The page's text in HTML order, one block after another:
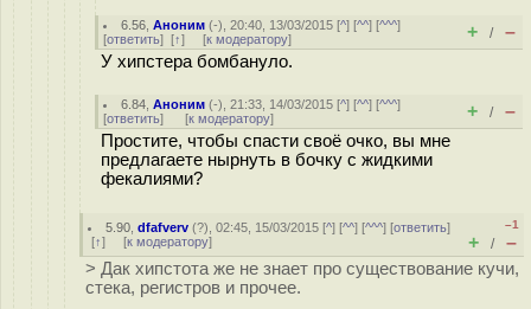
6.56 ,Аноним (-), 20:40, 13/03/2015 [^] [^^] [^^^]
[ответить] [↑] [к модератору] + / –
У хипстера бомбануло.
6.84 ,Аноним (-), 21:33, 14/03/2015 [^] [^^] [^^^]
[ответить] [к модератору] + / –
Простите, чтобы спасти своё очко, вы мне
предлагаете нырнуть в бочку с жидкими
фекалиями?
5.90 ,dfafverv (?), 02:45, 15/03/2015 [^] [^^] [^^^] [ответить]
[↑] [к модератору]
–1
+ / –
> Дак хипстота же не знает про существование кучи,
стека, регистров и прочее.